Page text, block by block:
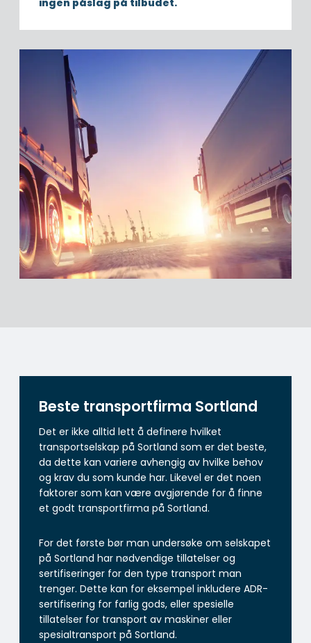
ingen påslag på tilbudet.
Beste transportfirma Sortland
Det er ikke alltid lett å definere hvilket
transportselskap på Sortland som er det beste,
da dette kan variere avhengig av hvilke behov
og krav du som kunde har. Likevel er det noen
faktorer som kan være avgjørende for å finne
et godt transportfirma på Sortland.
For det første bør man undersøke om selskapet
på Sortland har nødvendige tillatelser og
sertifiseringer for den type transport man
trenger. Dette kan for eksempel inkludere ADR-
sertifisering for farlig gods, eller spesielle
tillatelser for transport av maskiner eller
spesialtransport på Sortland.